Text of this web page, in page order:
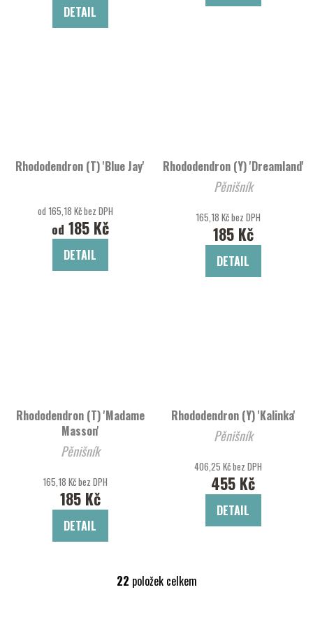
DETAIL
Rhododendron (T) 'Blue Jay'
od 165,18 Kč bez DPH
od 185 Kč
DETAIL
Rhododendron (Y) 'Dreamland'
Pěnišník
165,18 Kč bez DPH
185 Kč
DETAIL
Rhododendron (T) 'Madame
Masson'
Pěnišník
165,18 Kč bez DPH
185 Kč
DETAIL
Rhododendron (Y) 'Kalinka'
Pěnišník
406,25 Kč bez DPH
455 Kč
DETAIL
O
22 položek celkem